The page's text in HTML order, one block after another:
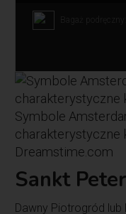
Symbole
charakterystyczne
Dreamstime.com
Sankt
Dawny Piotrogród